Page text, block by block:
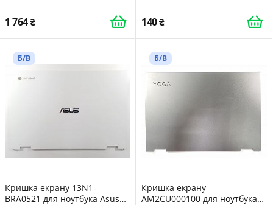
Z000000751281
1 764 140
Б/В
Кришка екрану 13N1-
BRA0521 для ноутбука Asus
Б/В
Кришка екрану
AM2CU000100 для ноутбука